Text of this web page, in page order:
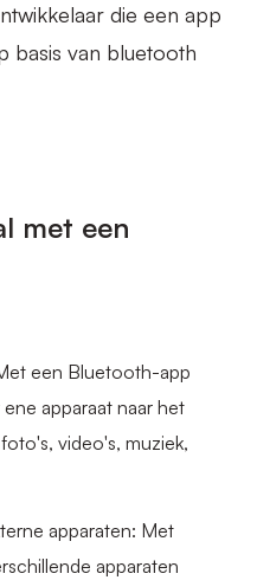
die een app
basis van bluetooth
met een
een Bluetooth-app
apparaat naar het
video's, muziek,
apparaten: Met
apparaten